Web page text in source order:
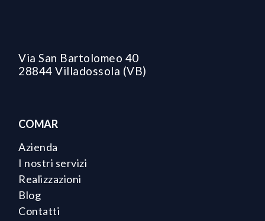
Via San Bartolomeo 40
28844 Villadossola (VB)
COMAR
Azienda
I nostri servizi
Realizzazioni
Blog
Contatti